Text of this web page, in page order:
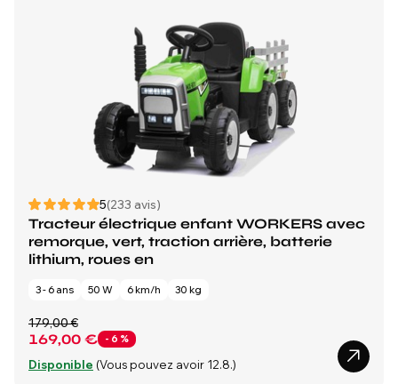
5(233 avis)
Tracteur électrique enfant WORKERS avec
remorque, vert, traction arrière, batterie
lithium, roues en
3 - 6 ans 50 W 6 km/h 30 kg
169,00 € - 6 %
179,00 €
Disponible (Vous pouvez avoir 12.8.)